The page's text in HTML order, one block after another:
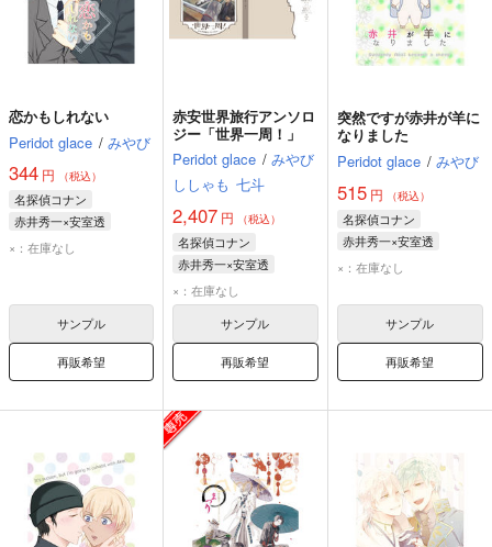
恋かもしれない
Peridot glace / みやび
344 円 （税込）
名探偵コナン
赤井秀一×安室透
赤井秀一
×：在庫なし
サンプル
再販希望
赤安世界旅行アンソロ
ジー「世界一周！」
Peridot glace / みやび
ししゃも 七斗
2,407 円 （税込）
名探偵コナン
赤井秀一×安室透
赤井秀一
×：在庫なし
サンプル
再販希望
突然ですが赤井が羊に
なりました
Peridot glace / みやび
515円 （税込）
名探偵コナン
赤井秀一×安室透
赤井秀一
×：在庫なし
サンプル
再販希望